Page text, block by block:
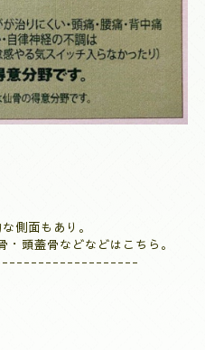
側面もあり。
頭蓋骨などなどはこちら。